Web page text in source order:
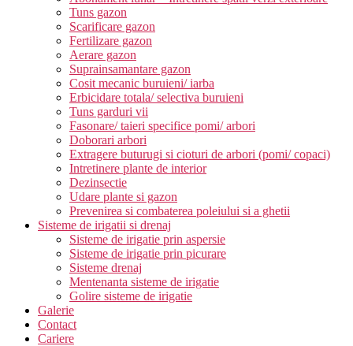
Tuns gazon
Scarificare gazon
Fertilizare gazon
Aerare gazon
Suprainsamantare gazon
Cosit mecanic buruieni/ iarba
Erbicidare totala/ selectiva buruieni
Tuns garduri vii
Fasonare/ taieri specifice pomi/ arbori
Doborari arbori
Extragere buturugi si cioturi de arbori (pomi/ copaci)
Intretinere plante de interior
Dezinsectie
Udare plante si gazon
Prevenirea si combaterea poleiului si a ghetii
Sisteme de irigatii si drenaj
Sisteme de irigatie prin aspersie
Sisteme de irigatie prin picurare
Sisteme drenaj
Mentenanta sisteme de irigatie
Golire sisteme de irigatie
Galerie
Contact
Cariere